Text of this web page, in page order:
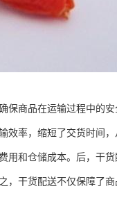
保商品在运输过程中的
效率，缩短了交货时间
用和仓储成本。后，干
，干货配送不仅保障了